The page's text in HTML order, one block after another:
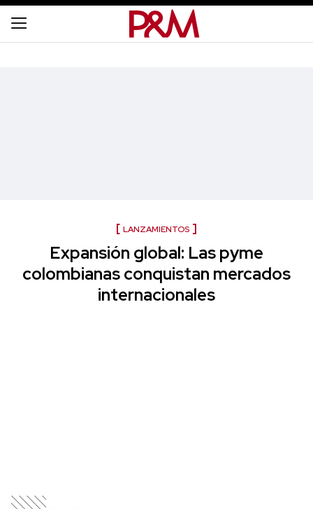
LANZAMIENTOS
Expansión global: Las pyme
colombianas conquistan mercados
internacionales